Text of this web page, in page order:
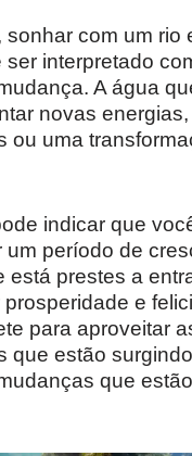
sonhar com um rio
ser interpretado
A água
novas energias,
ou uma
indicar que
um período de
está prestes a
e
para aproveitar
que estão
que